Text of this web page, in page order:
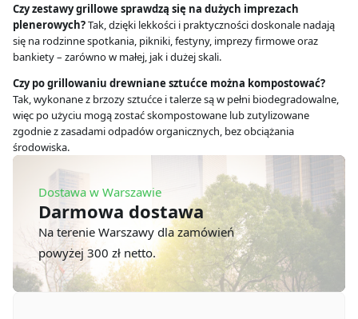
Dostawa w Warszawie
Darmowa dostawa
Na terenie Warszawy dla zamówień
powyżej 300 zł netto.
Czy zestawy grillowe sprawdzą się na dużych imprezach
plenerowych?Tak, dzięki lekkości i praktyczności doskonale nadają
się na rodzinne spotkania, pikniki, festyny, imprezy firmowe oraz
bankiety – zarówno w małej, jak i dużej skali.
Czy po grillowaniu drewniane sztućce można kompostować?
Tak, wykonane z brzozy sztućce i talerze są w pełni biodegradowalne,
więc po użyciu mogą zostać skompostowane lub zutylizowane
zgodnie z zasadami odpadów organicznych, bez obciążania
środowiska.